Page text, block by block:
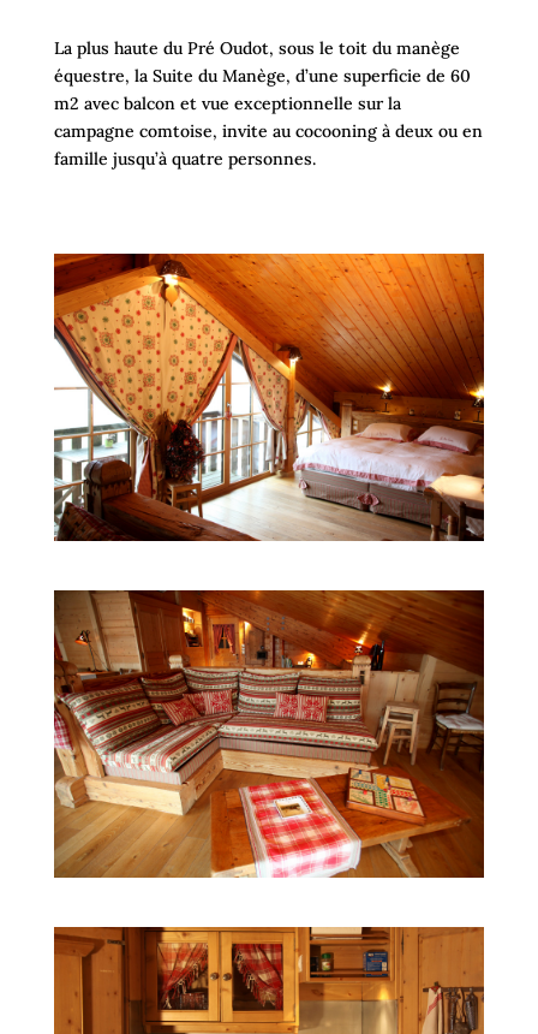
La plus haute du Pré Oudot, sous le toit du manège
équestre, la Suite du Manège, d’une superficie de 60
m2 avec balcon et vue exceptionnelle sur la
campagne comtoise, invite au cocooning à deux ou en
famille jusqu’à quatre personnes.